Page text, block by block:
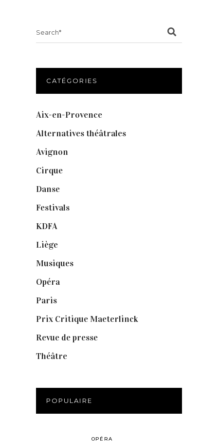
CATÉGORIES
Aix-en-Provence
Alternatives théâtrales
Avignon
Cirque
Danse
Festivals
KDFA
Liège
Musiques
Opéra
Paris
Prix Critique Maeterlinck
Revue de presse
Théâtre
POPULAIRE
OPÉRA